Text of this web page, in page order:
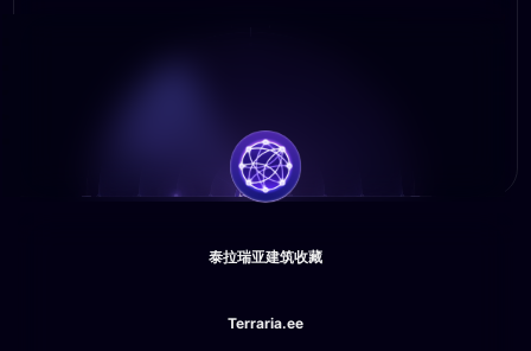
泰拉瑞亚建筑收藏
Terraria.ee